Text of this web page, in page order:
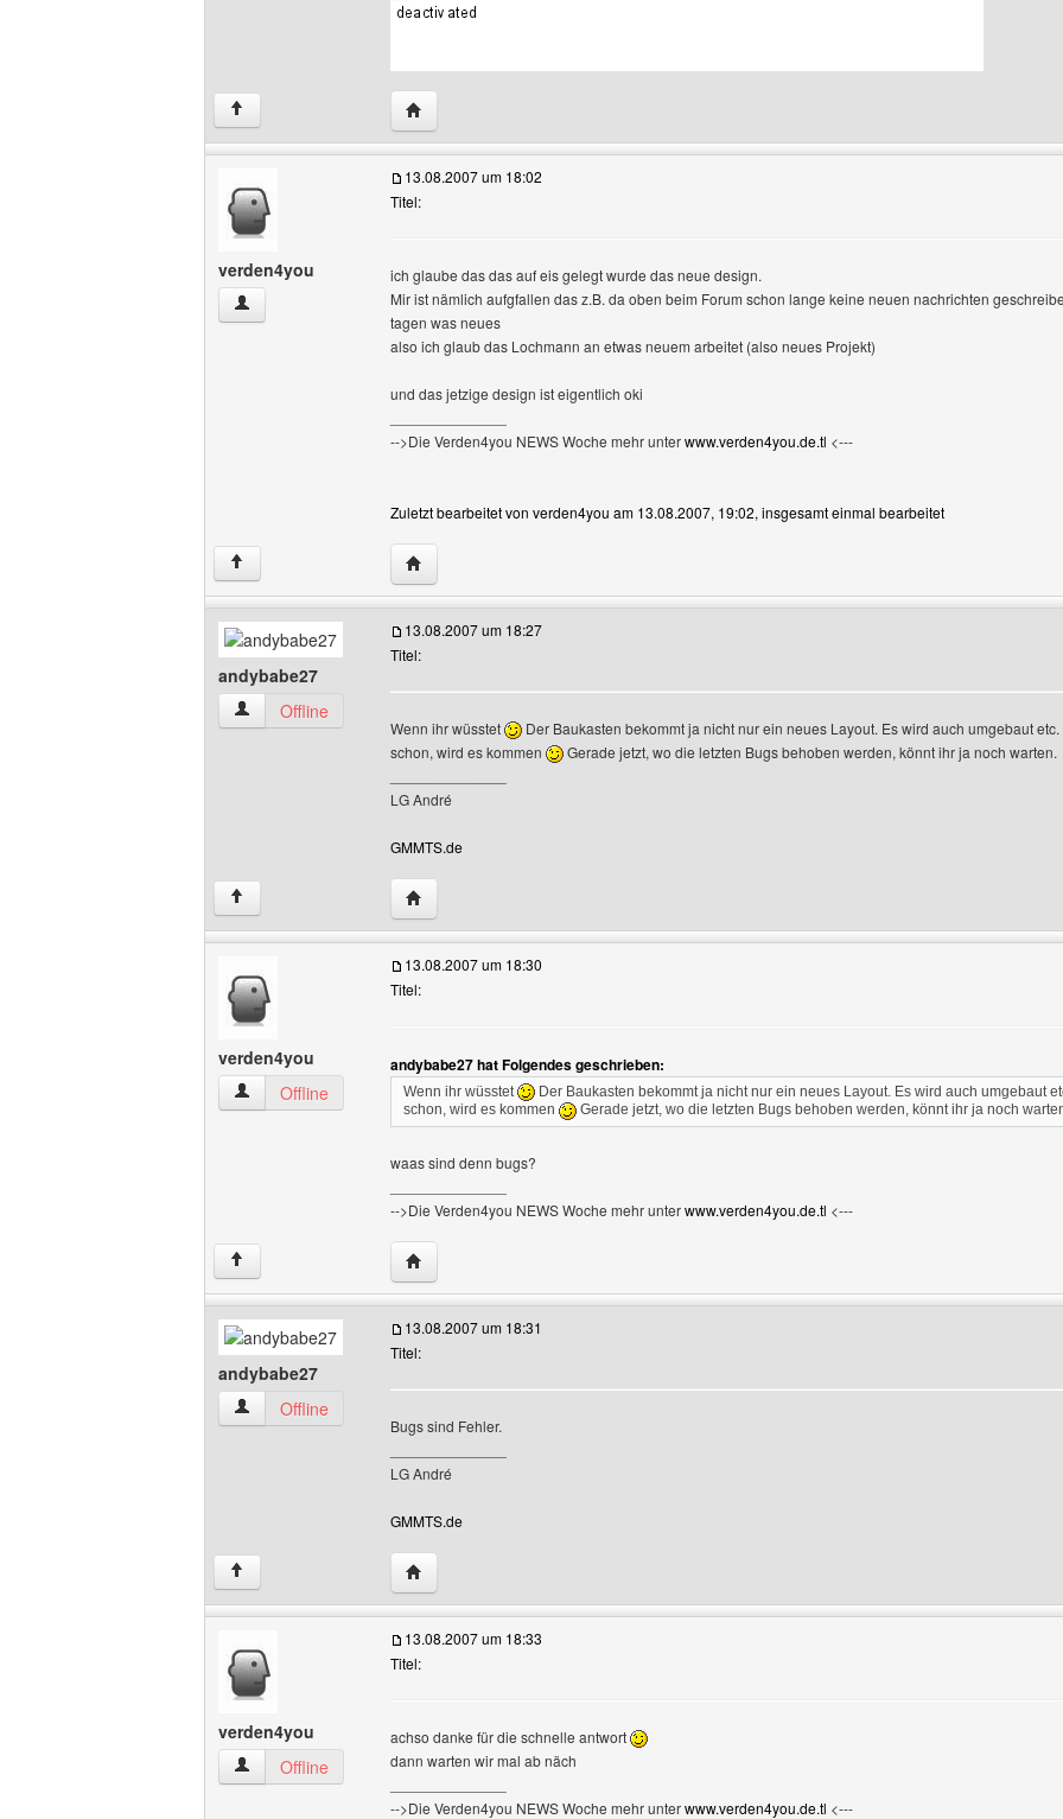
↑ Website dieses Benutzers besuchen: fun-fire
verden4you
verden4you Benutzer-Profile anzeigen
13.08.2007 um 18:02
Titel:
ich glaube das das auf eis gelegt wurde das neue design.
Mir ist nämlich aufgfallen das z.B. da oben beim Forum schon lange keine neuen nachrichten
tagen was neues
also ich glaub das Lochmann an etwas neuem arbeitet (also neues Projekt)
und das jetzige design ist eigentlich oki
-->Die Verden4you NEWS Woche mehr unterwww.verden4you.de.tl <---
Zuletzt bearbeitet von verden4you am 13.08.2007, 19:02, insgesamt einmal bearbeitet
↑ Website dieses Benutzers besuchen: verden4you
andybabe27
andybabe27 Benutzer-Profile anzeigen
Offline
13.08.2007 um 18:27
Titel:
Wenn ihr wüsstet
Der Baukasten bekommt ja nicht nur ein neues Layout. Es wird auch umgebaut
schon, wird es kommen
Gerade jetzt, wo die letzten Bugs behoben werden, könnt ihr ja noch warten.
LG André
GMMTS.de
↑ Website dieses Benutzers besuchen: andybabe27
verden4you
verden4you Benutzer-Profile anzeigen
Offline
13.08.2007 um 18:30
Titel:
andybabe27 hat Folgendes geschrieben:
Wenn ihr wüsstet
Der Baukasten bekommt ja nicht nur ein neues Layout. Es wird auch umgebaut
schon, wird es kommen
Gerade jetzt, wo die letzten Bugs behoben werden, könnt ihr ja noch
waas sind denn bugs?
-->Die Verden4you NEWS Woche mehr unterwww.verden4you.de.tl <---
↑ Website dieses Benutzers besuchen: verden4you
andybabe27
andybabe27 Benutzer-Profile anzeigen
Offline
13.08.2007 um 18:31
Titel:
Bugs sind Fehler.
LG André
GMMTS.de
↑ Website dieses Benutzers besuchen: andybabe27
verden4you
verden4you Benutzer-Profile anzeigen
Offline
13.08.2007 um 18:33
Titel:
achso danke für die schnelle antwort
dann warten wir mal ab näch
-->Die Verden4you NEWS Woche mehr unterwww.verden4you.de.tl <---